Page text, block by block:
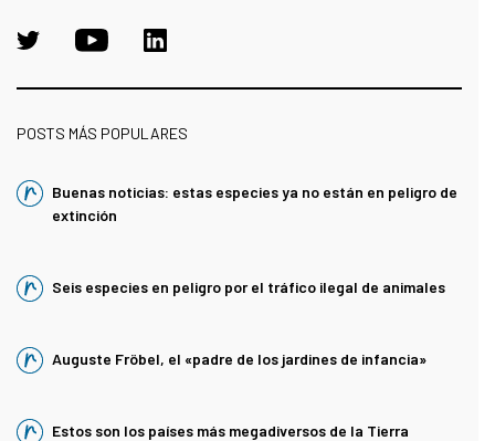
POSTS MÁS POPULARES
Buenas noticias: estas especies ya no están en peligro de
extinción
Seis especies en peligro por el tráfico ilegal de animales
Auguste Fröbel, el «padre de los jardines de infancia»
Estos son los países más megadiversos de la Tierra